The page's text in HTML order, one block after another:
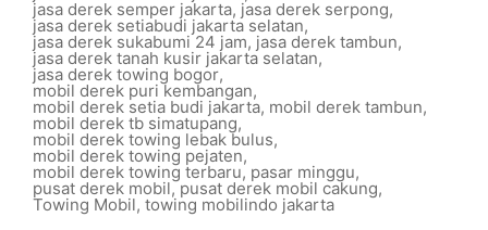
jasa derek semper jakarta, jasa derek serpong,
jasa derek setiabudi jakarta selatan,
jasa derek sukabumi 24 jam, jasa derek tambun,
jasa derek tanah kusir jakarta selatan,
jasa derek towing bogor,
mobil derek puri kembangan,
mobil derek setia budi jakarta, mobil derek tambun,
mobil derek tb simatupang,
mobil derek towing lebak bulus,
mobil derek towing pejaten,
mobil derek towing terbaru, pasar minggu,
pusat derek mobil,pusat derek mobil cakung,
Towing Mobil, towing mobilindo jakarta